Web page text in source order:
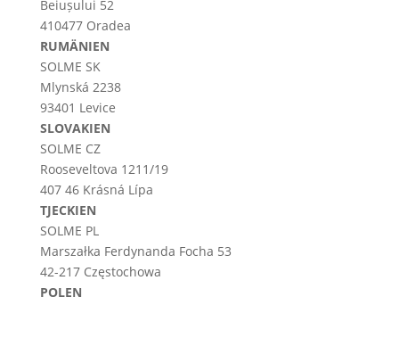
Beiușului 52
410477 Oradea
RUMÄNIEN
SOLME SK
Mlynská 2238
93401 Levice
SLOVAKIEN
SOLME CZ
Rooseveltova 1211/19
407 46 Krásná Lípa
TJECKIEN
SOLME PL
Marszałka Ferdynanda Focha 53
42-217 Częstochowa
POLEN